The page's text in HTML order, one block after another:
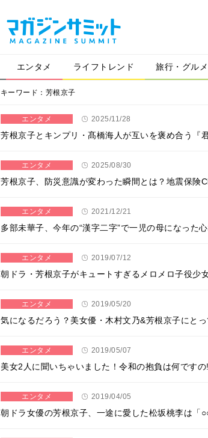
エンタメ ライフトレンド 旅行・グルメ
キーワード：芳根京子
エンタメ 2025/11/28
芳根京子とキンプリ・髙橋海人が互いを褒め合う『
エンタメ 2025/08/30
芳根京子、防災意識が変わった瞬間とは？地震保険
エンタメ 2021/12/21
多部未華子、今年の“漢字二字”で一児の母になった
エンタメ 2019/07/12
朝ドラ・芳根京子がキュートすぎるメロメロ子役少
エンタメ 2019/05/20
気になるだろう？美女優・木村文乃&芳根京子にと
エンタメ 2019/05/07
美女2人に聞いちゃいました！令和の抱負は何です
エンタメ 2019/04/05
朝ドラ女優の芳根京子、一途に愛した松坂桃李は「